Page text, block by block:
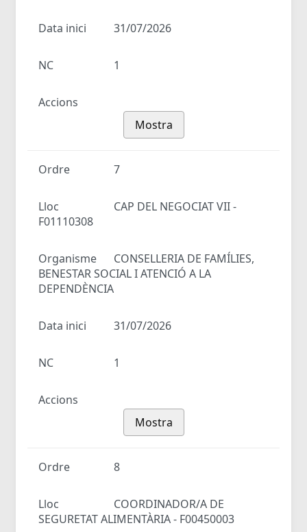
Data inici 31/07/2026
NC 1
Accions
Mostra
Ordre 7
Lloc
CAP DEL NEGOCIAT VII -
F01110308
Organisme
CONSELLERIA DE FAMÍLIES,
BENESTAR SOCIAL I ATENCIÓ A LA
DEPENDÈNCIA
Data inici 31/07/2026
NC 1
Accions
Mostra
Ordre 8
Lloc
COORDINADOR/A DE
SEGURETAT ALIMENTÀRIA - F00450003